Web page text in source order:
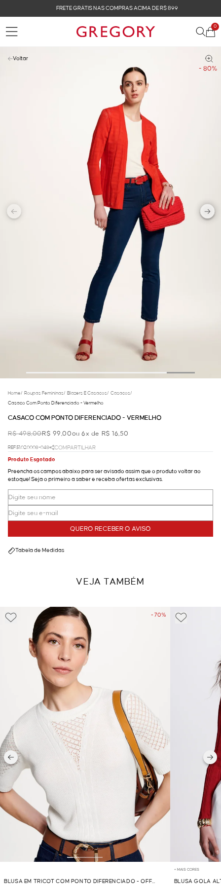
FRETE GRÁTIS NAS COMPRAS ACIMA DE R$ 899
0
- 80%
Voltar
Home/ Roupas Femininas/ Blazers E Casacos/ Casacos/
Casaco Com Ponto Diferenciado - Vermelho
CASACO COM PONTO DIFERENCIADO - VERMELHO
R$ 498,00R$ 99,00ou 6x de R$ 16,50
REF.51.02.0008-048
COMPARTILHAR
Produto Esgotado
Preencha os campos abaixo para ser avisado assim que o produto voltar ao
estoque! Seja o primeiro a saber e receba ofertas exclusivas.
QUERO RECEBER O AVISO
Tabela de Medidas
VEJA TAMBÉM
- 70%
BLUSA EM TRICOT COM PONTO DIFERENCIADO - OFF
+ MAIS CORES
BLUSA GOLA